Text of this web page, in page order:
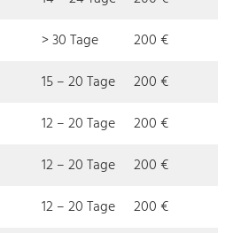
> 30 Tage
200 €
15 – 20 Tage
200 €
12 – 20 Tage
200 €
12 – 20 Tage
200 €
12 – 20 Tage
200 €